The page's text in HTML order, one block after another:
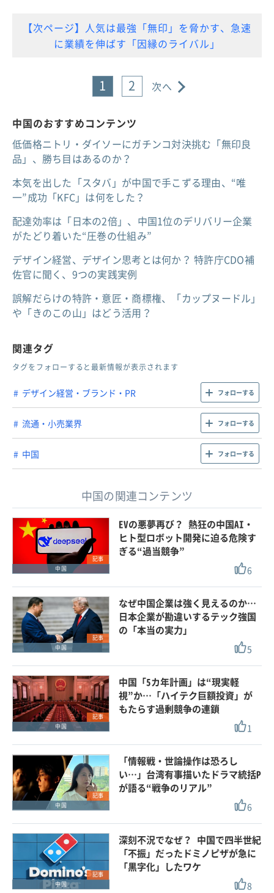
【次ページ】人気は最強「無印」を脅かす、急速
に業績を伸ばす「因縁のライバル」
1 2 次へ
中国のおすすめコンテンツ
低価格ニトリ・ダイソーにガチンコ対決挑む「無印良
品」、勝ち目はあるのか？
本気を出した「スタバ」が中国で手こずる理由、“唯
一”成功「KFC」は何をした？
配達効率は「日本の2倍」、中国1位のデリバリー企業
がたどり着いた“圧巻の仕組み”
デザイン経営、デザイン思考とは何か？ 特許庁CDO補
佐官に聞く、9つの実践実例
誤解だらけの特許・意匠・商標権、「カップヌードル」
や「きのこの山」はどう活用？
関連タグ
タグをフォローすると最新情報が表示されます
デザイン経営・ブランド・PR フォローする
流通・小売業界 フォローする
中国 フォローする
中国の関連コンテンツ
記事
中国
EVの悪夢再び？ 熱狂の中国AI・
ヒト型ロボット開発に迫る危険す
ぎる“過当競争”
6
記事
中国
なぜ中国企業は強く見えるのか…
日本企業が勘違いするテック強国
の「本当の実力」
5
記事
中国
中国「5カ年計画」は“現実軽
視”か…「ハイテク巨額投資」が
もたらす過剰競争の連鎖
1
記事
中国
「情報戦・世論操作は恐ろし
い…」台湾有事描いたドラマ統括P
が語る“戦争のリアル”
6
記事
中国
深刻不況でなぜ？ 中国で四半世紀
「不振」だったドミノピザが急に
「黒字化」したワケ
8